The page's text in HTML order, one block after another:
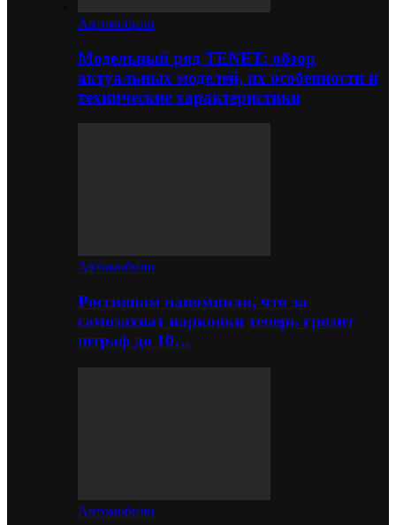
Автомобили
Модельный ряд TENET: обзор
актуальных моделей, их особенности и
технические характеристики
Автомобили
Россиянам напомнили, что за
самозахват парковки теперь грозит
штраф до 10…
Автомобили